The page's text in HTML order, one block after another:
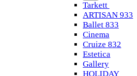
Tarkett
ARTISAN 933
Ballet 833
Cinema
Cruize 832
Estetica
Gallery
HOLIDAY